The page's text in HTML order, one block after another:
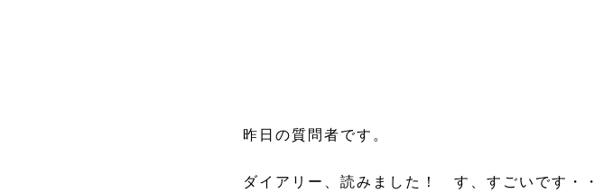
昨日の質問者です。
ダイアリー、読みました！ す、すごいです・・